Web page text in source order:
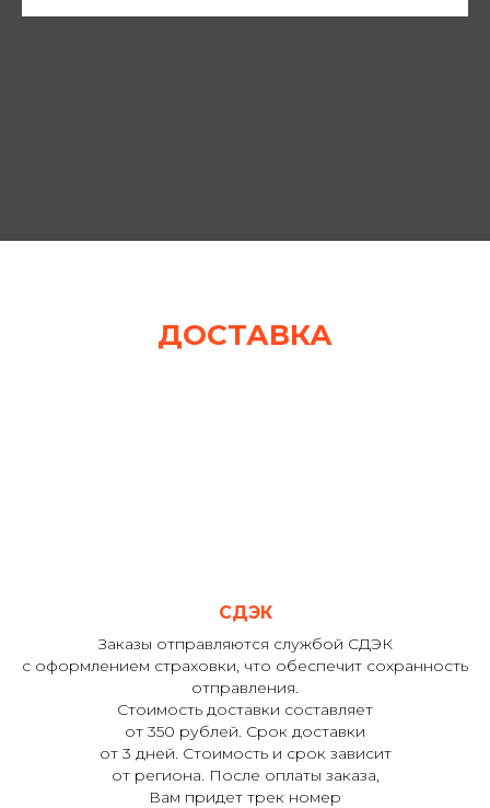
ДОСТАВКА
СДЭК
Заказы отправляются службой СДЭК
с оформлением страховки, что обеспечит сохранность
отправления.
Стоимость доставки составляет
от 350 рублей. Срок доставки
от 3 дней. Стоимость и срок зависит
от региона. После оплаты заказа,
Вам придет трек номер